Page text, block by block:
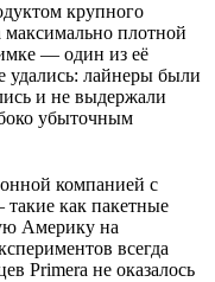
крупного
максимально плотной
— один из её
удались: лайнеры были
и не выдержали
убыточным
компанией с
как пакетные
Америку на
всегда
Primera не оказалось